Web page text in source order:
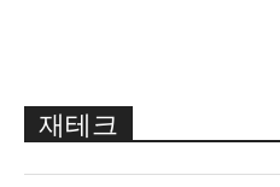
재테크